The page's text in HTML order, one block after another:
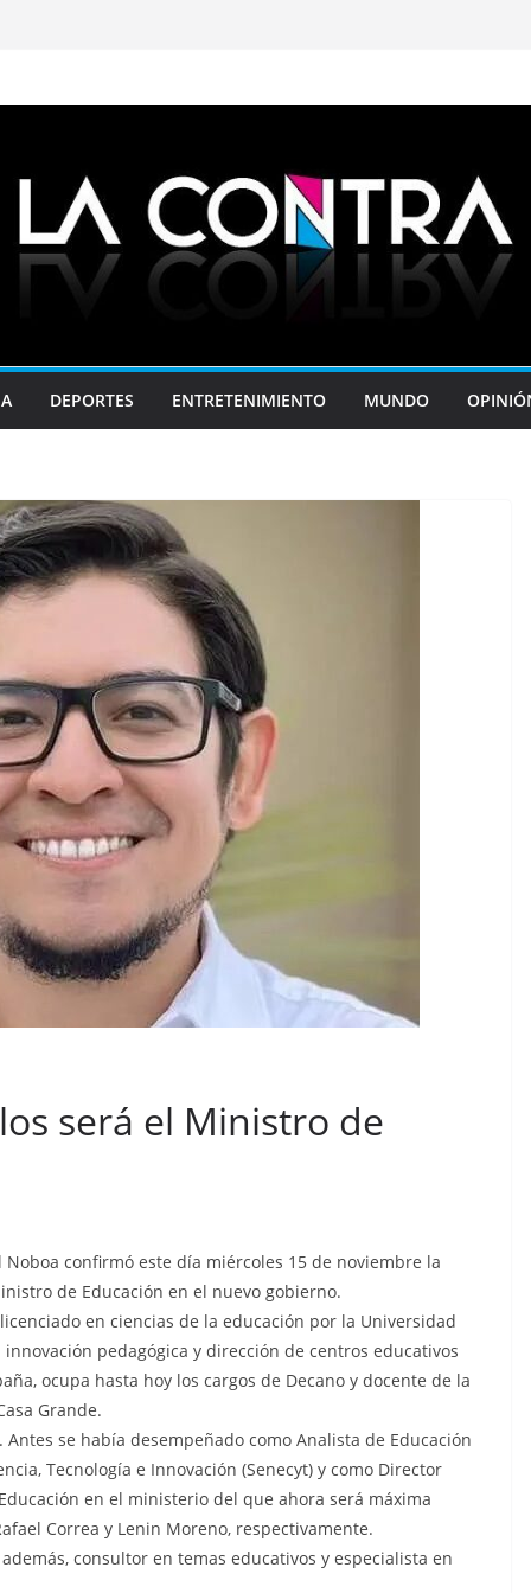
DEPORTES ENTRETENIMIENTO MUNDO
será el Ministro de
confirmó este día miércoles 15 de noviembre la
de Educación en el nuevo gobierno.
en ciencias de la educación por la Universidad
pedagógica y dirección de centros educativos
ocupa hasta hoy los cargos de Decano y docente de la
Grande.
se había desempeñado como Analista de Educación
Tecnología e Innovación (Senecyt) y como Director
en el ministerio del que ahora será máxima
Correa y Lenin Moreno, respectivamente.
consultor en temas educativos y especialista en
está
al
de
CRÓNICA ROJA PORTADA
funcionario municipal